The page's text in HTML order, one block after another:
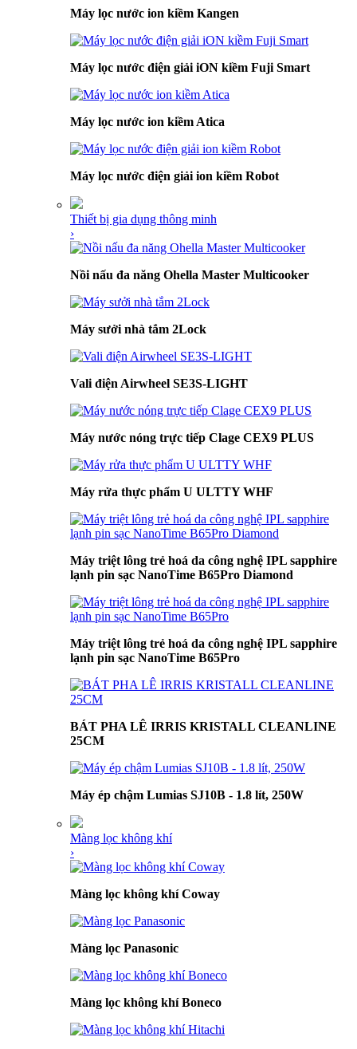
Máy lọc nước ion kiềm Kangen
Máy lọc nước điện giải iON kiềm Fuji Smart
Máy lọc nước ion kiềm Atica
Máy lọc nước điện giải ion kiềm Robot
Thiết bị gia dụng thông minh
›
Nồi nấu đa năng Ohella Master Multicooker
Máy sưởi nhà tắm 2Lock
Vali điện Airwheel SE3S-LIGHT
Máy nước nóng trực tiếp Clage CEX9 PLUS
Máy rửa thực phẩm U ULTTY WHF
Máy triệt lông trẻ hoá da công nghệ IPL sapphire
lạnh pin sạc NanoTime B65Pro Diamond
Máy triệt lông trẻ hoá da công nghệ IPL sapphire
lạnh pin sạc NanoTime B65Pro
BÁT PHA LÊ IRRIS KRISTALL CLEANLINE
25CM
Máy ép chậm Lumias SJ10B - 1.8 lít, 250W
Màng lọc không khí
›
Màng lọc không khí Coway
Màng lọc Panasonic
Màng lọc không khí Boneco